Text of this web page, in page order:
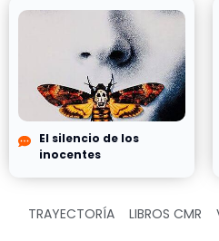
El silencio de los
inocentes
TRAYECTORÍA LIBROS CMR